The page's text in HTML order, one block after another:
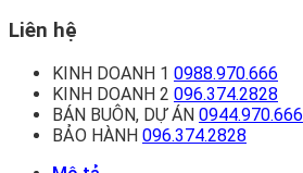
Liên hệ
KINH DOANH 1 0988.970.666
KINH DOANH 2 096.374.2828
BÁN BUÔN, DỰ ÁN 0944.970.666
BẢO HÀNH 096.374.2828